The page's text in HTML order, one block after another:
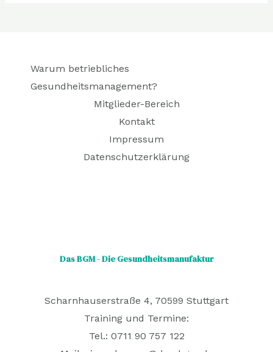
Warum betriebliches
Gesundheitsmanagement?
Mitglieder-Bereich
Kontakt
Impressum
Datenschutzerklärung
Das BGM - Die Gesundheitsmanufaktur
Scharnhauserstraße 4, 70599 Stuttgart
Training und Termine:
Tel.: 0711 90 757 122